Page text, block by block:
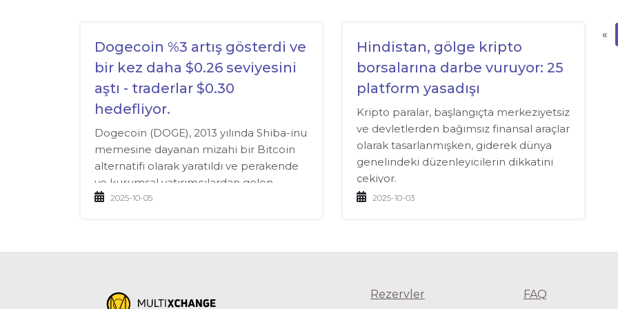
Dogecoin %3 artış gösterdi ve
bir kez daha $0.26 seviyesini
aştı - traderlar $0.30
hedefliyor.
Dogecoin (DOGE), 2013 yılında Shiba-inu
memesine dayanan mizahi bir Bitcoin
alternatifi olarak yaratıldı ve perakende
ve kurumsal yatırımcılardan gelen
sürekli ilgi ile piyasa üzerinde sürprizler
2025-10-05
Hindistan, gölge kripto
borsalarına darbe vuruyor: 25
platform yasadışı
Kripto paralar, başlangıçta merkeziyetsiz
ve devletlerden bağımsız finansal araçlar
olarak tasarlanmışken, giderek dünya
genelindeki düzenleyicilerin dikkatini
çekiyor.
2025-10-03
«
Rezervler FAQ